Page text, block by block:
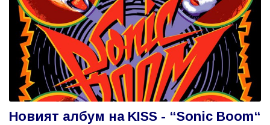
Новият албум на KISS - “Sonic Boom“